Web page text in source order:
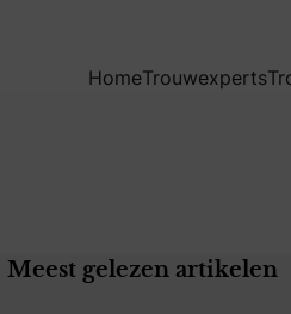
HomeTrouwexperts
Meest gelezen artikelen